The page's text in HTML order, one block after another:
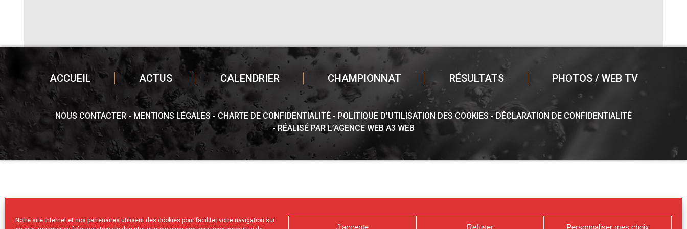
Notre site internet et nos partenaires utilisent des cookies pour faciliter votre navigation sur
J'accepte Refuser Personnaliser mes choix
ACCUEIL ACTUS CALENDRIER CHAMPIONNAT RÉSULTATS PHOTOS / WEB TV
NOUS CONTACTER MENTIONS LÉGALES CHARTE DE CONFIDENTIALITÉ POLITIQUE D’UTILISATION DES COOKIES
DÉCLARATION DE CONFIDENTIALITÉ
RÉALISÉ PAR L’AGENCE WEB A3 WEB